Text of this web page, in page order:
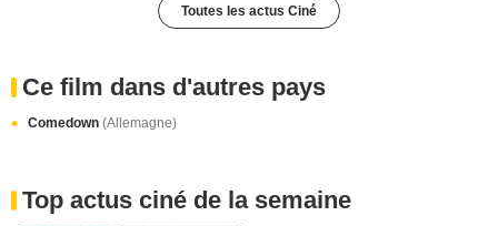
Toutes les actus Ciné
Ce film dans d'autres pays
Comedown (Allemagne)
Top actus ciné de la semaine